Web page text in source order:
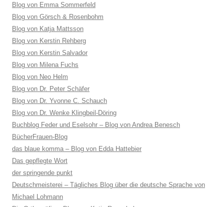
Blog von Emma Sommerfeld
Blog von Görsch & Rosenbohm
Blog von Katja Mattsson
Blog von Kerstin Rehberg
Blog von Kerstin Salvador
Blog von Milena Fuchs
Blog von Neo Helm
Blog von Dr. Peter Schäfer
Blog von Dr. Yvonne C. Schauch
Blog von Dr. Wenke Klingbeil-Döring
Buchblog Feder und Eselsohr – Blog von Andrea Benesch
BücherFrauen-Blog
das blaue komma – Blog von Edda Hattebier
Das gepflegte Wort
der springende punkt
Deutschmeisterei – Tägliches Blog über die deutsche Sprache von
Michael Lohmann